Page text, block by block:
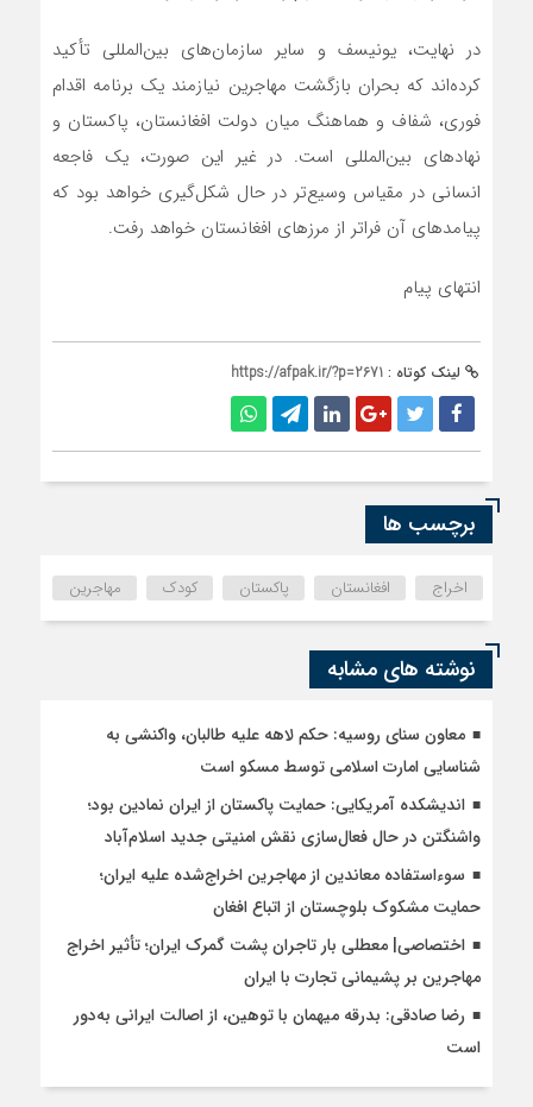
در نهایت، یونیسف و سایر سازمان‌های بین‌المللی تأکید
کرده‌اند که بحران بازگشت مهاجرین نیازمند یک برنامه اقدام
فوری، شفاف و هماهنگ میان دولت افغانستان، پاکستان و
نهادهای بین‌المللی است. در غیر این صورت، یک فاجعه
انسانی در مقیاس وسیع‌تر در حال شکل‌گیری خواهد بود که
پیامدهای آن فراتر از مرزهای افغانستان خواهد رفت.
انتهای پیام
لینک کوتاه : https://afpak.ir/?p=2671
برچسب ها
اخراج افغانستان پاکستان کودک مهاجرین
نوشته های مشابه
معاون سنای روسیه: حکم لاهه علیه طالبان، واکنشی به
شناسایی امارت اسلامی توسط مسکو است
اندیشکده آمریکایی: حمایت پاکستان از ایران نمادین بود؛
واشنگتن در حال فعال‌سازی نقش امنیتی جدید اسلام‌آباد
سوءاستفاده معاندین از مهاجرین اخراج‌شده علیه ایران؛
حمایت مشکوک بلوچستان از اتباع افغان
اختصاصی| معطلی بار تاجران پشت گمرک ایران؛ تأثیر اخراج
مهاجرین بر پشیمانی تجارت با ایران
رضا صادقی: بدرقه میهمان با توهین، از اصالت ایرانی به‌دور
است